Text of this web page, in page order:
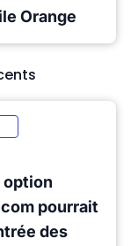
Orange
pourrait
des